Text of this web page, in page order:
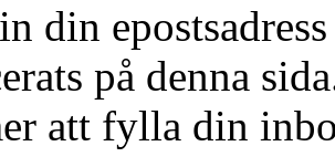
din
på denna
att fylla din